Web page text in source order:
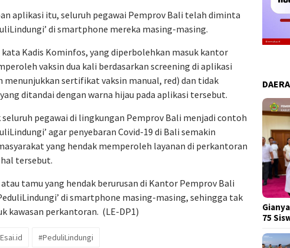
aplikasi itu, seluruh pegawai Pemprov Bali telah diminta
di smartphone mereka masing-masing.
Kadis Kominfos, yang diperbolehkan masuk kantor
vaksin dua kali berdasarkan screening di aplikasi
menunjukkan sertifikat vaksin manual, red) dan tidak
ditandai dengan warna hijau pada aplikasi tersebut.
seluruh pegawai di lingkungan Pemprov Bali menjadi contoh
agar penyebaran Covid-19 di Bali semakin
yang hendak memperoleh layanan di perkantoran
tersebut.
tamu yang hendak berurusan di Kantor Pemprov Bali
di smartphone masing-masing, sehingga tak
kawasan perkantoran. (LE-DP1)
#PeduliLindungi
75